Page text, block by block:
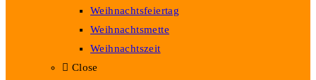
Weihnachtsfeiertag
Weihnachtsmette
Weihnachtszeit
Close